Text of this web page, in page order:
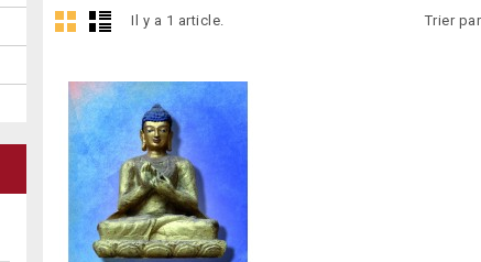
Il y a 1 article. Trier